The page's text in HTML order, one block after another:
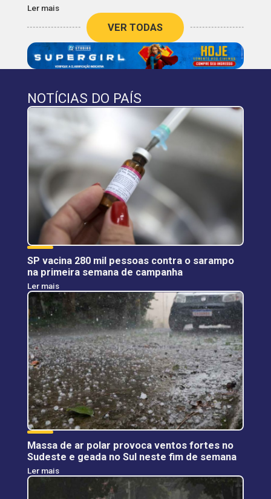
Ler mais
VER TODAS
NOTÍCIAS DO PAÍS
SP vacina 280 mil pessoas contra o sarampo
na primeira semana de campanha
Ler mais
Massa de ar polar provoca ventos fortes no
Sudeste e geada no Sul neste fim de semana
Ler mais